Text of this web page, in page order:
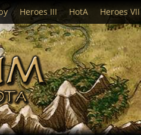
Heroes III HotA Heroes VII